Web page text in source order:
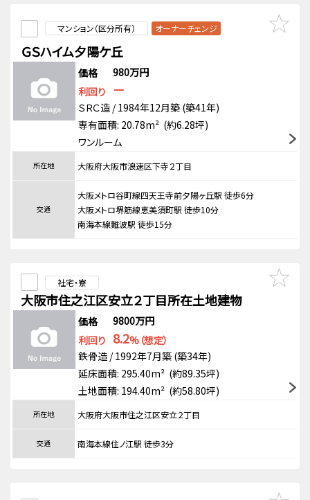
マンション（区分所有） オーナーチェンジ
ＧＳハイム夕陽ケ丘
価格
980万円
利回り
－
ＳＲＣ造 / 1984年12月築 (築41年)
専有面積: 20.78m² (約6.28坪)
ワンルーム
所在地 大阪府大阪市浪速区下寺２丁目
交通
大阪メトロ谷町線四天王寺前夕陽ヶ丘駅 徒歩6分
大阪メトロ堺筋線恵美須町駅 徒歩10分
南海本線難波駅 徒歩15分
社宅・寮
大阪市住之江区安立２丁目所在土地建物
価格
9800万円
利回り 8.2%（想定）
鉄骨造 / 1992年7月築 (築34年)
延床面積: 295.40m² (約89.35坪)
土地面積: 194.40m² (約58.80坪)
所在地 大阪府大阪市住之江区安立２丁目
交通 南海本線住ノ江駅 徒歩3分